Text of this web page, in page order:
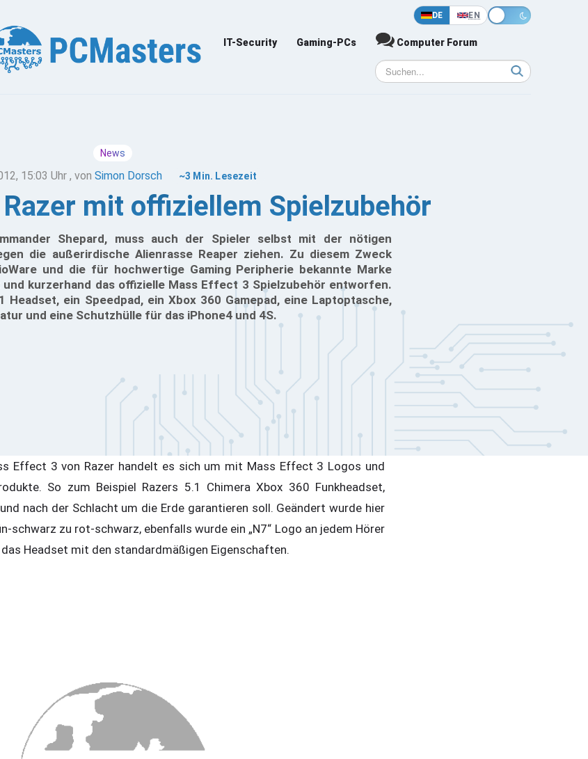
DE EN
IT-Security Gaming-PCs Computer Forum
News
15:03 Uhr , von Simon Dorsch ~3 Min. Lesezeit
mit offiziellem Spielzubehör
Shepard, muss auch der Spieler selbst mit der nötigen
die außerirdische Alienrasse Reaper ziehen. Zu diesem Zweck
und die für hochwertige Gaming Peripherie bekannte Marke
kurzerhand das offizielle Mass Effect 3 Spielzubehör entworfen.
ein Speedpad, ein Xbox 360 Gamepad, eine Laptoptasche,
und eine Schutzhülle für das iPhone4 und 4S.
Effect 3 von Razer handelt es sich um mit Mass Effect 3 Logos und
So zum Beispiel Razers 5.1 Chimera Xbox 360 Funkheadset,
nach der Schlacht um die Erde garantieren soll. Geändert wurde hier
schwarz zu rot-schwarz, ebenfalls wurde ein „N7“ Logo an jedem Hörer
Headset mit den standardmäßigen Eigenschaften.